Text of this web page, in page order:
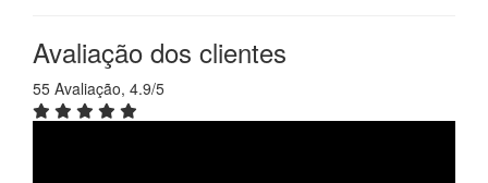
Avaliação dos clientes
55 Avaliação, 4.9/5